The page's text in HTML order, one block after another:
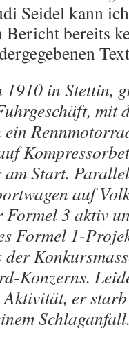
Seidel kann
Bericht bereits
in Stettin,
mit
ein
Start.
auf
3 aktiv
Formel 1-
Konzerns.
er